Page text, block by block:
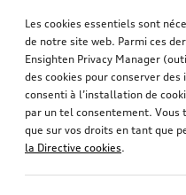
Les cookies essentiels sont
de notre site web. Parmi ces
Ensighten Privacy Manager
des cookies pour conserver
consenti à l’installation de
par un tel consentement. Vous
que sur vos droits en tant que
la Directive cookies.